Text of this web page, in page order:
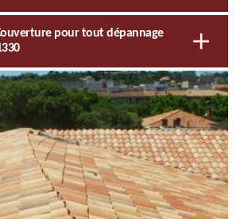
pour tout dépannage